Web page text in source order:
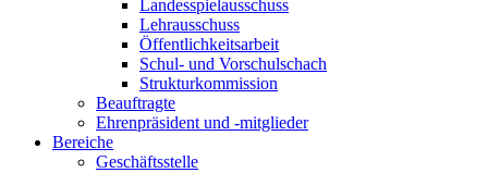
Landesspielausschuss
Lehrausschuss
Öffentlichkeitsarbeit
Schul- und Vorschulschach
Strukturkommission
Beauftragte
Ehrenpräsident und -mitglieder
Bereiche
Geschäftsstelle